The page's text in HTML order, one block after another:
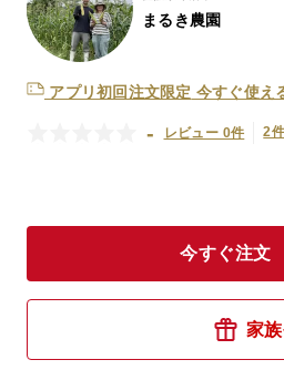
まるき農園
アプリ初回注文限定 今すぐ使え
- レビュー 0件 2
今すぐ注文
家